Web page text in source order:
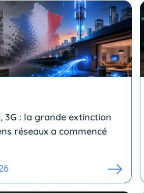
3G : la grande extinction
réseaux a commencé